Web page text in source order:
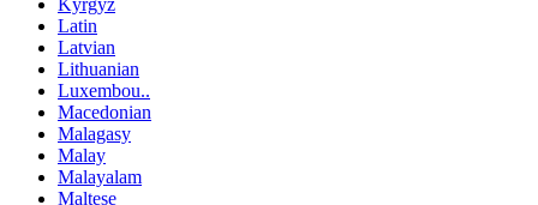
Kyrgyz
Latin
Latvian
Lithuanian
Luxembou..
Macedonian
Malagasy
Malay
Malayalam
Maltese